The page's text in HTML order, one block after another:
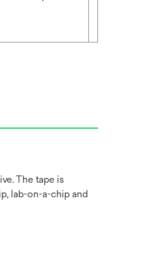
The tape is
lab-on-a-chip and